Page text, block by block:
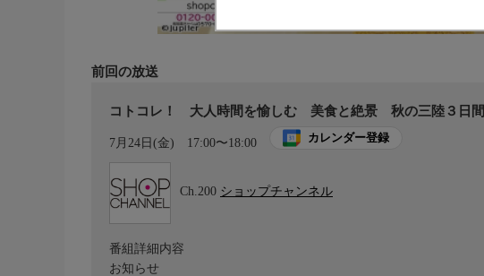
前回の放送
コトコレ！ 大人時間を愉しむ 美食と絶景 秋の三陸３日間
7月24日(金) 17:00〜18:00 カレンダー登録
Ch.200 ショップチャンネル
番組詳細内容
お知らせ